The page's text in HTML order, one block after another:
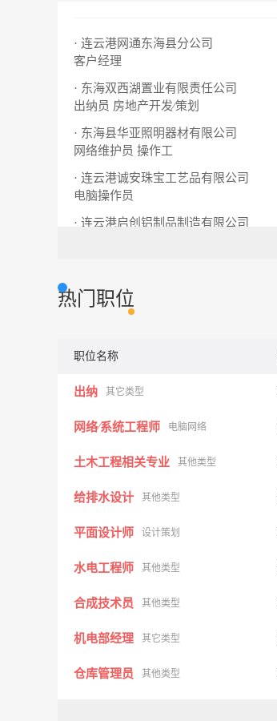
· 连云港网通东海县分公司
客户经理
· 东海双西湖置业有限责任公司
出纳员 房地产开发∕策划
· 东海县华亚照明器材有限公司
网络维护员 操作工
· 连云港诚安珠宝工艺品有限公司
电脑操作员
· 连云港启创铝制品制造有限公司
热门职位
职位名称
出纳 其它类型
网络∕系统工程师 电脑网络
土木工程相关专业 其他类型
给排水设计 其他类型
平面设计师 设计策划
水电工程师 其他类型
合成技术员 其他类型
机电部经理 其它类型
仓库管理员 其他类型